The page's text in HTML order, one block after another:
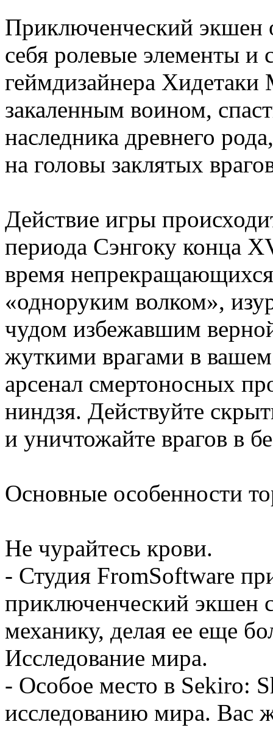
Приключенческий экшен
себя ролевые элементы и
геймдизайнера Хидетаки
закаленным воином,
наследника древнего
на головы заклятых
Действие игры
периода Сэнгоку конца
время
«одноруким волком»,
чудом избежавшим
жуткими врагами в
арсенал смертоносных
ниндзя. Действуйте
и уничтожайте врагов в
Основные особенности
Не чурайтесь крови.
- Студия FromSoftware
приключенческий
механику, делая ее еще
Исследование мира.
- Особое место в Sekiro:
исследованию мира. Вас